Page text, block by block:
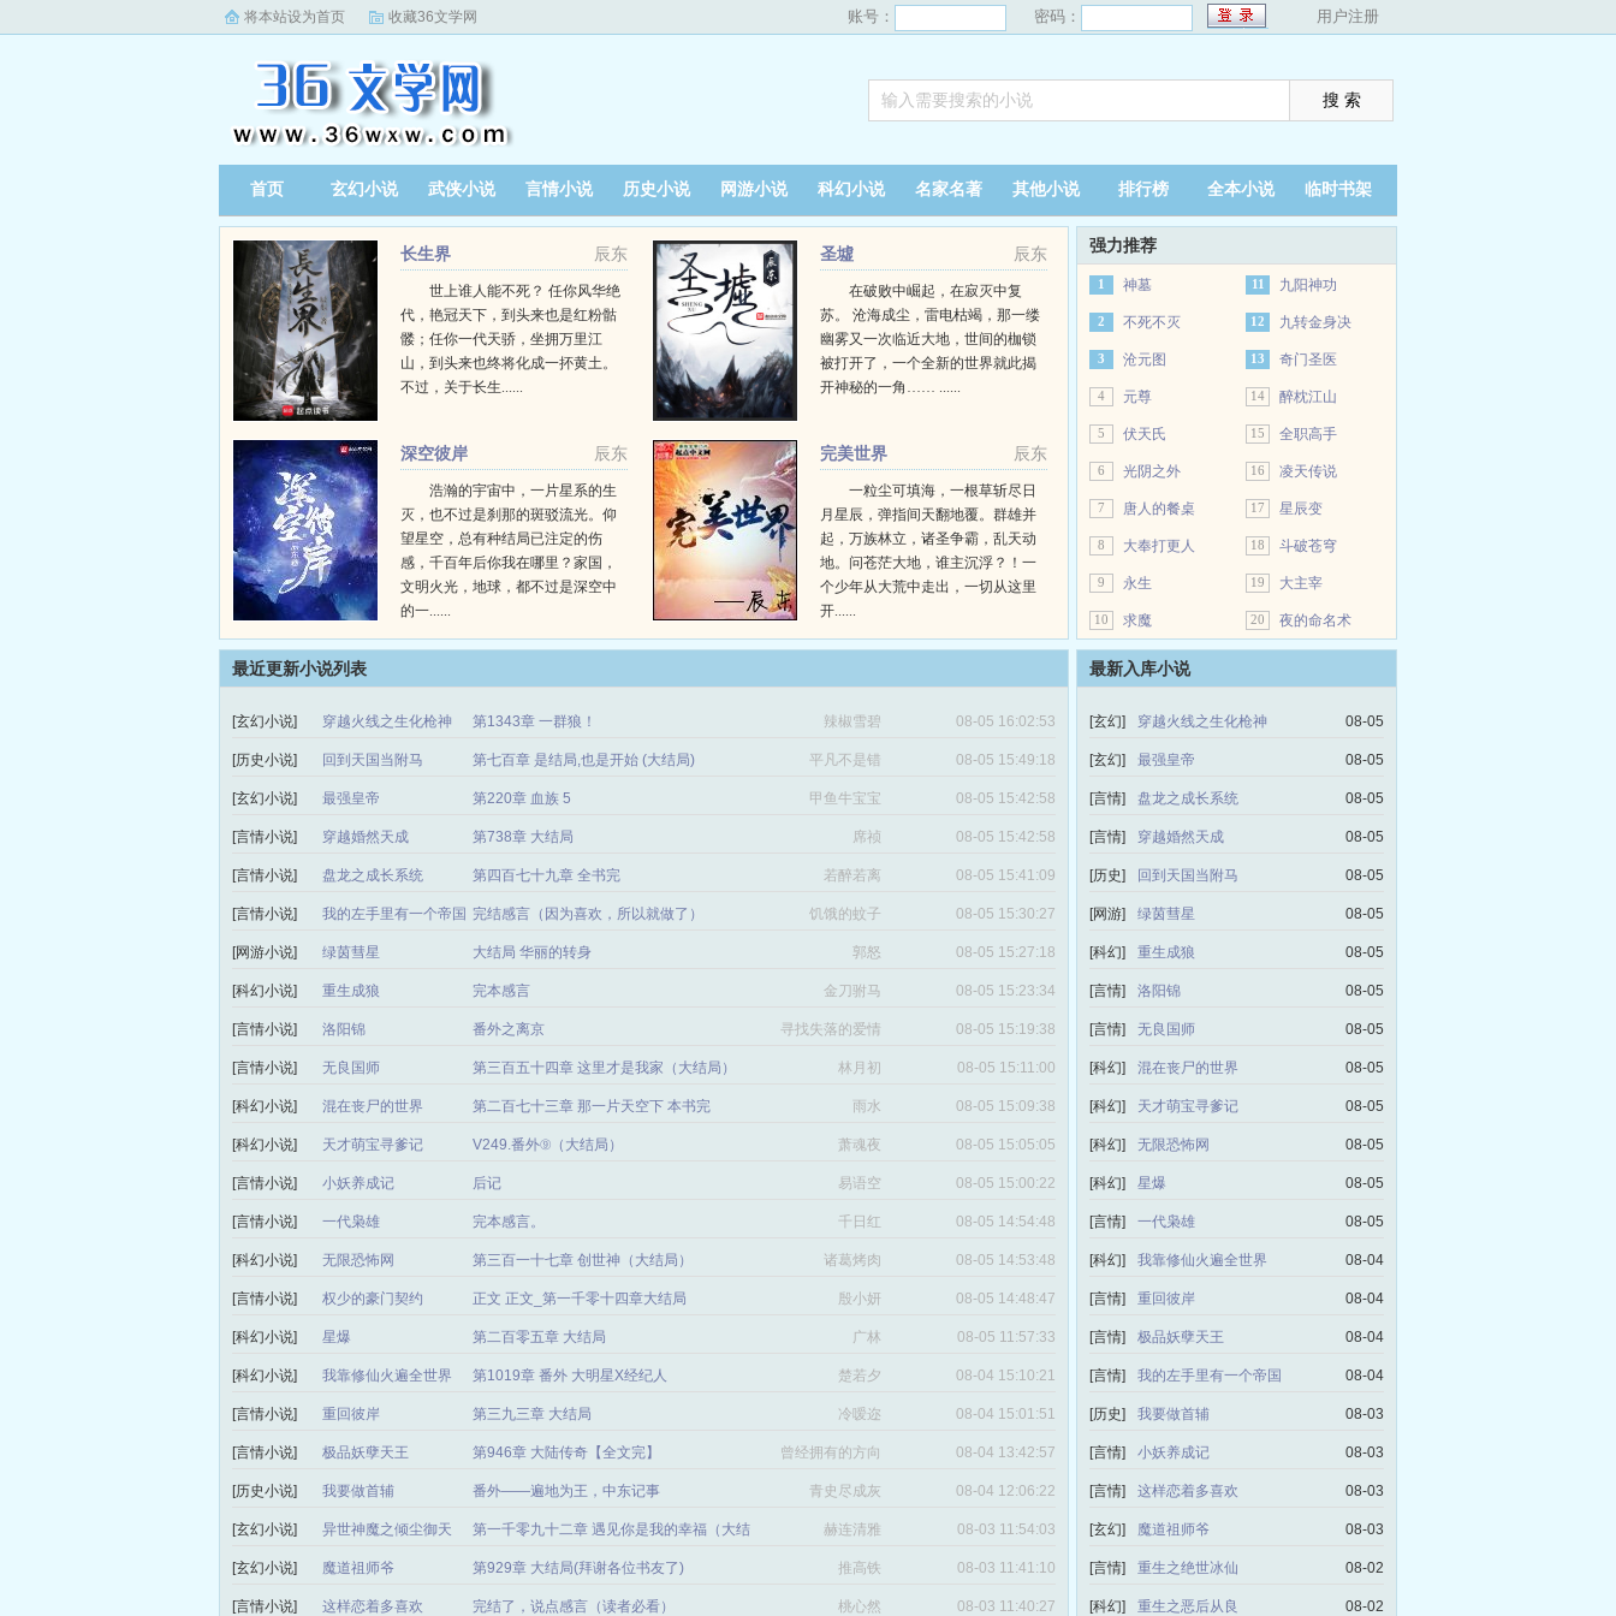
将本站设为首页 收藏36文学网 账号： 密码： 用户注册
首页 玄幻小说 武侠小说 言情小说 历史小说 网游小说 科幻小说 名家名著 其他小说 排行榜 全本小说 临时书架
辰东
长生界
世上谁人能不死？ 任你风华绝
代，艳冠天下，到头来也是红粉骷
髅；任你一代天骄，坐拥万里江
山，到头来也终将化成一抔黄土。
不过，关于长生......
辰东
圣墟
在破败中崛起，在寂灭中复
苏。 沧海成尘，雷电枯竭，那一缕
幽雾又一次临近大地，世间的枷锁
被打开了，一个全新的世界就此揭
开神秘的一角…… ......
辰东
深空彼岸
浩瀚的宇宙中，一片星系的生
灭，也不过是刹那的斑驳流光。仰
望星空，总有种结局已注定的伤
感，千百年后你我在哪里？家国，
文明火光，地球，都不过是深空中
的一......
辰东
完美世界
一粒尘可填海，一根草斩尽日
月星辰，弹指间天翻地覆。群雄并
起，万族林立，诸圣争霸，乱天动
地。问苍茫大地，谁主沉浮？！一
个少年从大荒中走出，一切从这里
开......
强力推荐
1 神墓
2 不死不灭
3 沧元图
4 元尊
5 伏天氏
6 光阴之外
7 唐人的餐桌
8 大奉打更人
9 永生
10 求魔
11 九阳神功
12 九转金身决
13 奇门圣医
14 醉枕江山
15 全职高手
16 凌天传说
17 星辰变
18 斗破苍穹
19 大主宰
20 夜的命名术
最近更新小说列表
[玄幻小说] 穿越火线之生化枪神 第1343章 一群狼！ 辣椒雪碧 08-05 16:02:53
[历史小说] 回到天国当附马 第七百章 是结局,也是开始 (大结局) 平凡不是错 08-05 15:49:18
[玄幻小说] 最强皇帝 第220章 血族 5 甲鱼牛宝宝 08-05 15:42:58
[言情小说] 穿越婚然天成 第738章 大结局 席祯 08-05 15:42:58
[言情小说] 盘龙之成长系统 第四百七十九章 全书完 若醉若离 08-05 15:41:09
[言情小说] 我的左手里有一个帝国 完结感言（因为喜欢，所以就做了） 饥饿的蚊子 08-05 15:30:27
[网游小说] 绿茵彗星 大结局 华丽的转身 郭怒 08-05 15:27:18
[科幻小说] 重生成狼 完本感言 金刀驸马 08-05 15:23:34
[言情小说] 洛阳锦 番外之离京 寻找失落的爱情 08-05 15:19:38
[言情小说] 无良国师 第三百五十四章 这里才是我家（大结局） 林月初 08-05 15:11:00
[科幻小说] 混在丧尸的世界 第二百七十三章 那一片天空下 本书完 雨水 08-05 15:09:38
[科幻小说] 天才萌宝寻爹记 V249.番外⑨（大结局） 萧魂夜 08-05 15:05:05
[言情小说] 小妖养成记 后记 易语空 08-05 15:00:22
[言情小说] 一代枭雄 完本感言。 千日红 08-05 14:54:48
[科幻小说] 无限恐怖网 第三百一十七章 创世神（大结局） 诸葛烤肉 08-05 14:53:48
[言情小说] 权少的豪门契约 正文 正文_第一千零十四章大结局 殷小妍 08-05 14:48:47
[科幻小说] 星爆 第二百零五章 大结局 广林 08-05 11:57:33
[科幻小说] 我靠修仙火遍全世界 第1019章 番外 大明星X经纪人 楚若夕 08-04 15:10:21
[言情小说] 重回彼岸 第三九三章 大结局 冷嗳迩 08-04 15:01:51
[言情小说] 极品妖孽天王 第946章 大陆传奇【全文完】
曾经拥有的方向
感
08-04 13:42:57
[历史小说] 我要做首辅 番外——遍地为王，中东记事 青史尽成灰 08-04 12:06:22
[玄幻小说] 异世神魔之倾尘御天
第一千零九十二章 遇见你是我的幸福（大结
局）
赫连清雅 08-03 11:54:03
[玄幻小说] 魔道祖师爷 第929章 大结局(拜谢各位书友了) 推高铁 08-03 11:41:10
[言情小说] 这样恋着多喜欢 完结了，说点感言（读者必看） 桃心然 08-03 11:40:27
最新入库小说
[玄幻] 穿越火线之生化枪神 08-05
[玄幻] 最强皇帝 08-05
[言情] 盘龙之成长系统 08-05
[言情] 穿越婚然天成 08-05
[历史] 回到天国当附马 08-05
[网游] 绿茵彗星 08-05
[科幻] 重生成狼 08-05
[言情] 洛阳锦 08-05
[言情] 无良国师 08-05
[科幻] 混在丧尸的世界 08-05
[科幻] 天才萌宝寻爹记 08-05
[科幻] 无限恐怖网 08-05
[科幻] 星爆 08-05
[言情] 一代枭雄 08-05
[科幻] 我靠修仙火遍全世界 08-04
[言情] 重回彼岸 08-04
[言情] 极品妖孽天王 08-04
[言情] 我的左手里有一个帝国 08-04
[历史] 我要做首辅 08-03
[言情] 小妖养成记 08-03
[言情] 这样恋着多喜欢 08-03
[玄幻] 魔道祖师爷 08-03
[言情] 重生之绝世冰仙 08-02
[科幻] 重生之恶后从良 08-02